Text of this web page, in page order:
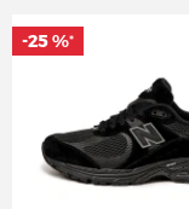
-25 %*